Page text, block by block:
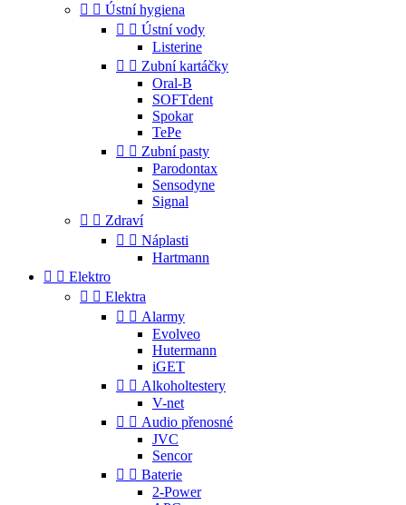
  Ústní hygiena
  Ústní vody
Listerine
  Zubní kartáčky
Oral-B
SOFTdent
Spokar
TePe
  Zubní pasty
Parodontax
Sensodyne
Signal
  Zdraví
  Náplasti
Hartmann
  Elektro
  Elektra
  Alarmy
Evolveo
Hutermann
iGET
  Alkoholtestery
V-net
  Audio přenosné
JVC
Sencor
  Baterie
2-Power